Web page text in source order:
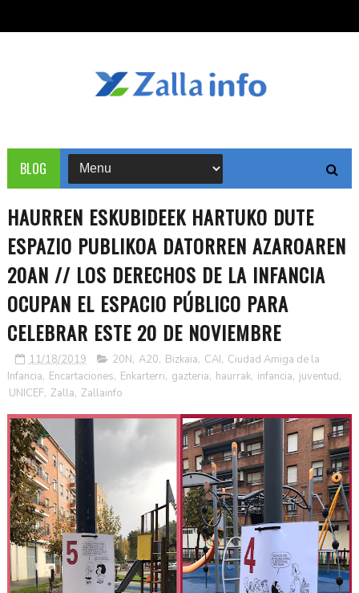
BLOG
HAURREN ESKUBIDEEK HARTUKO DUTE
ESPAZIO PUBLIKOA DATORREN AZAROAREN
20AN // LOS DERECHOS DE LA INFANCIA
OCUPAN EL ESPACIO PÚBLICO PARA
CELEBRAR ESTE 20 DE NOVIEMBRE
11/18/2019 20N, A20, Bizkaia, CAI, Ciudad Amiga de la
Infancia, Encartaciones, Enkarterri, gazteria, haurrak, infancia, juventud,
UNICEF, Zalla, Zallainfo